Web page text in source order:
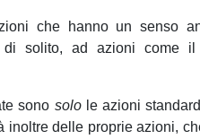
che hanno un senso
di solito, ad azioni come
sono solole azioni
delle proprie azioni,